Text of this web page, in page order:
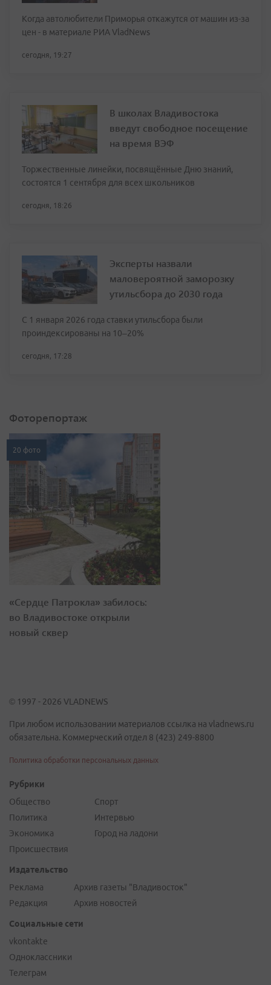
Когда автолюбители Приморья откажутся от машин из-за
цен - в материале РИА VladNews
сегодня, 19:27
В школах Владивостока
введут свободное посещение
на время ВЭФ
Торжественные линейки, посвящённые Дню знаний,
состоятся 1 сентября для всех школьников
сегодня, 18:26
Эксперты назвали
маловероятной заморозку
утильсбора до 2030 года
С 1 января 2026 года ставки утильсбора были
проиндексированы на 10–20%
сегодня, 17:28
Фоторепортаж
20 фото
«Сердце Патрокла» забилось:
во Владивостоке открыли
новый сквер
© 1997 - 2026 VLADNEWS
При любом использовании материалов ссылка на vladnews.ru
обязательна. Коммерческий отдел 8 (423) 249-8800
Политика обработки персональных данных
Рубрики
Общество
Политика
Экономика
Происшествия
Спорт
Интервью
Город на ладони
Издательство
Реклама
Редакция
Архив газеты "Владивосток"
Архив новостей
Социальные сети
vkontakte
Одноклассники
Телеграм